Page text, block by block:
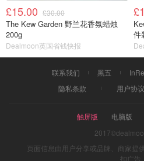
£15.00 £30.00
The Kew Garden 野兰花香氛蜡烛
200g
Dealmoon英国省钱快报
件
联系我们 黑五
隐私条款
用户协议
触屏版 电脑版
页面信息由用户分享或品牌、商家提
扣广告